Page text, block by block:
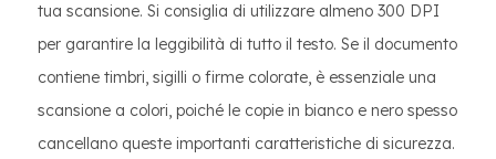
tua scansione. Si consiglia di utilizzare almeno 300 DPI
per garantire la leggibilità di tutto il testo. Se il documento
contiene timbri, sigilli o firme colorate, è essenziale una
scansione a colori, poiché le copie in bianco e nero spesso
cancellano queste importanti caratteristiche di sicurezza.